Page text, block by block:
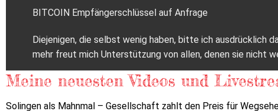
BITCOIN Empfängerschlüssel auf Anfrage
Diejenigen, die selbst wenig haben, bitte ich ausdrücklich
mehr freut mich Unterstützung von allen, denen sie nicht
Meine neuesten Videos und
Solingen als Mahnmal – Gesellschaft zahlt den Preis für